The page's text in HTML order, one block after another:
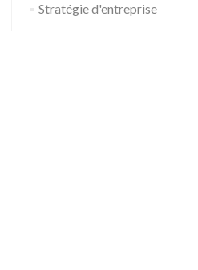
Stratégie d'entreprise